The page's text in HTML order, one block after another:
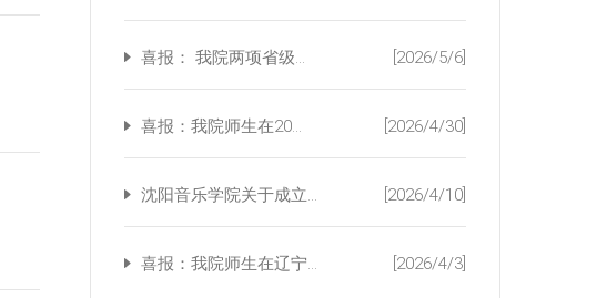
喜报： 我院两项省级... [2026/5/6]
喜报：我院师生在20... [2026/4/30]
沈阳音乐学院关于成立... [2026/4/10]
喜报：我院师生在辽宁... [2026/4/3]